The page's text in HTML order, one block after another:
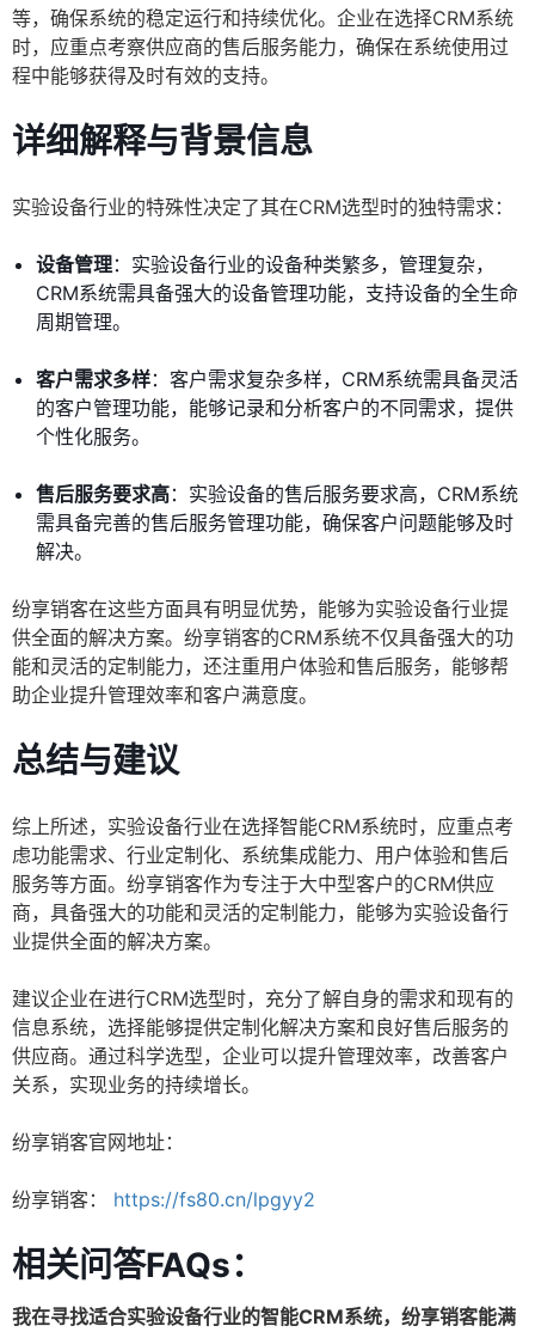
等，确保系统的稳定运行和持续优化。企业在选择CRM系统
时，应重点考察供应商的售后服务能力，确保在系统使用过
程中能够获得及时有效的支持。
详细解释与背景信息
实验设备行业的特殊性决定了其在CRM选型时的独特需求：
设备管理：实验设备行业的设备种类繁多，管理复杂，
CRM系统需具备强大的设备管理功能，支持设备的全生命
周期管理。
客户需求多样：客户需求复杂多样，CRM系统需具备灵活
的客户管理功能，能够记录和分析客户的不同需求，提供
个性化服务。
售后服务要求高：实验设备的售后服务要求高，CRM系统
需具备完善的售后服务管理功能，确保客户问题能够及时
解决。
纷享销客在这些方面具有明显优势，能够为实验设备行业提
供全面的解决方案。纷享销客的CRM系统不仅具备强大的功
能和灵活的定制能力，还注重用户体验和售后服务，能够帮
助企业提升管理效率和客户满意度。
总结与建议
综上所述，实验设备行业在选择智能CRM系统时，应重点考
虑功能需求、行业定制化、系统集成能力、用户体验和售后
服务等方面。纷享销客作为专注于大中型客户的CRM供应
商，具备强大的功能和灵活的定制能力，能够为实验设备行
业提供全面的解决方案。
建议企业在进行CRM选型时，充分了解自身的需求和现有的
信息系统，选择能够提供定制化解决方案和良好售后服务的
供应商。通过科学选型，企业可以提升管理效率，改善客户
关系，实现业务的持续增长。
纷享销客官网地址：
纷享销客： https://fs80.cn/lpgyy2
相关问答FAQs：
我在寻找适合实验设备行业的智能CRM系统，纷享销客能满